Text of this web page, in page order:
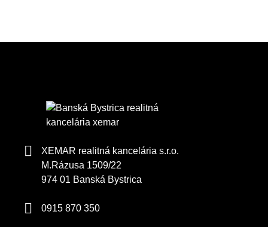
XEMAR realitná kancelária s.r.o.
M.Rázusa 1509/22
974 01 Banská Bystrica
0915 870 350